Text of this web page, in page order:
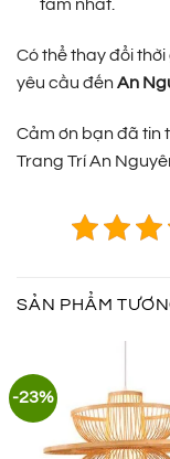
tâm nhất.
Có thể thay đổi
yêu cầu đến An
Cảm ơn bạn đã tin
Trang Trí An
SẢN PHẨM
-23%